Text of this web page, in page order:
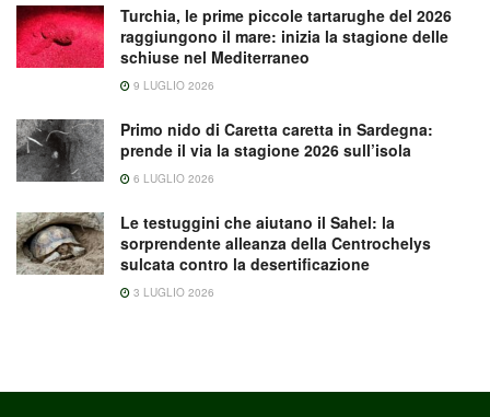
Turchia, le prime piccole tartarughe del 2026
raggiungono il mare: inizia la stagione delle
schiuse nel Mediterraneo
9 LUGLIO 2026
Primo nido di Caretta caretta in Sardegna:
prende il via la stagione 2026 sull’isola
6 LUGLIO 2026
Le testuggini che aiutano il Sahel: la
sorprendente alleanza della Centrochelys
sulcata contro la desertificazione
3 LUGLIO 2026